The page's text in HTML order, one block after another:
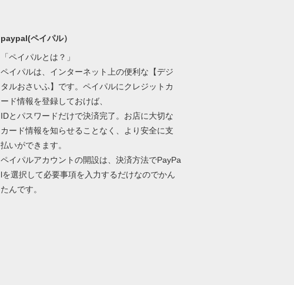
paypal(ペイパル）
「ペイパルとは？」
ペイパルは、インターネット上の便利な【デジ
タルおさいふ】です。ペイパルにクレジットカ
ード情報を登録しておけば、
IDとパスワードだけで決済完了。お店に大切な
カード情報を知らせることなく、より安全に支
払いができます。
ペイパルアカウントの開設は、決済方法でPayPa
lを選択して必要事項を入力するだけなのでかん
たんです。